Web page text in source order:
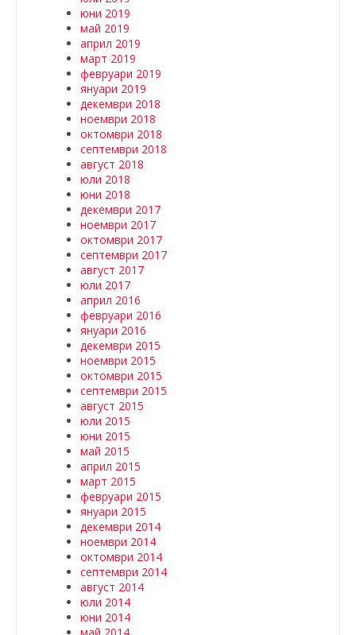
юни 2019
май 2019
април 2019
март 2019
февруари 2019
януари 2019
декември 2018
ноември 2018
октомври 2018
септември 2018
август 2018
юли 2018
юни 2018
декември 2017
ноември 2017
октомври 2017
септември 2017
август 2017
юли 2017
април 2016
февруари 2016
януари 2016
декември 2015
ноември 2015
октомври 2015
септември 2015
август 2015
юли 2015
юни 2015
май 2015
април 2015
март 2015
февруари 2015
януари 2015
декември 2014
ноември 2014
октомври 2014
септември 2014
август 2014
юли 2014
юни 2014